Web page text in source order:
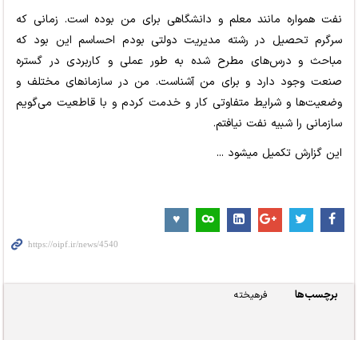
نفت همواره مانند معلم و دانشگاهی برای من بوده است. زمانی که
سرگرم تحصیل در رشته مدیریت دولتی بودم احساسم این بود که
مباحث و درس‌های مطرح شده به طور عملی و کاربردی در گستره
صنعت وجود دارد و برای من آشناست. من در سازمان‍‌های مختلف و
وضعیت‌ها و شرایط متفاوتی کار و خدمت کردم و با قاطعیت می‌گویم
سازمانی را شبیه نفت نیافتم.
این گزارش تکمیل میشود ...
برچسب‌ها فرهیخته